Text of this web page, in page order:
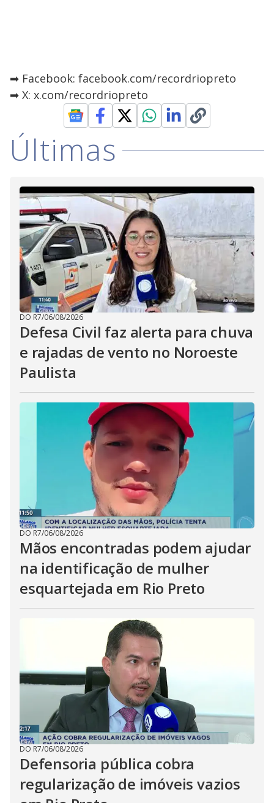
➡ Facebook: facebook.com/recordriopreto
➡ X: x.com/recordriopreto
Últimas
DO R7/06/08/2026
Defesa Civil faz alerta para chuva
e rajadas de vento no Noroeste
Paulista
DO R7/06/08/2026
Mãos encontradas podem ajudar
na identificação de mulher
esquartejada em Rio Preto
DO R7/06/08/2026
Defensoria pública cobra
regularização de imóveis vazios